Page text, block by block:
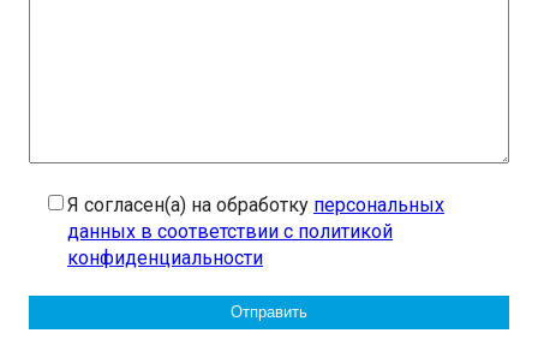
Я согласен(а) на обработку персональных
данных в соответствии с политикой
конфиденциальности